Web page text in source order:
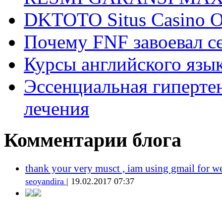
DKTOTO Situs Casino
Почему FNF завоевал
Курсы английского
Эссенциальная
лечения
Комментарии блога
thank your very musct , iam using gmail for
seoyandira | 19.02.2017 07:37